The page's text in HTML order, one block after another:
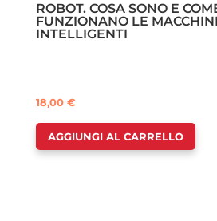
ROBOT. COSA SONO E
FUNZIONANO LE
INTELLIGENTI
18,00€
AGGIUNGI AL CARRELLO